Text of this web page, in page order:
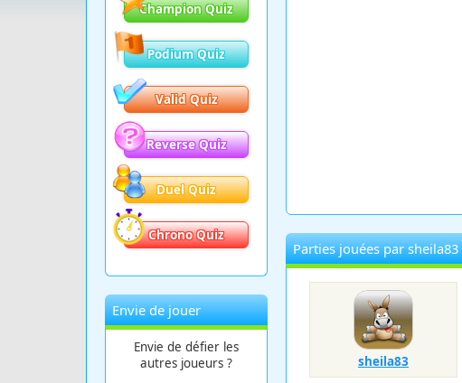
Champion Quiz
Podium Quiz
Valid Quiz
Reverse Quiz
Duel Quiz
Chrono Quiz
Envie de jouer
Envie de défier les
autres joueurs ?
Parties jouées par sheila83
sheila83